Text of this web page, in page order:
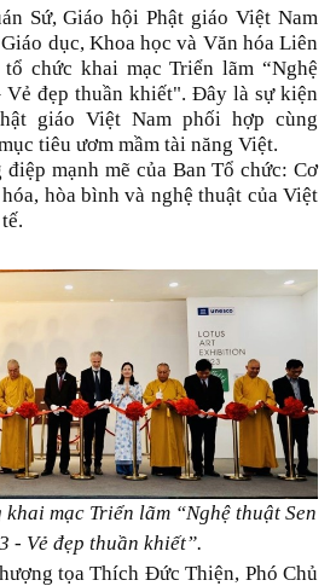
Sứ, Giáo hội Phật giáo Việt Nam
dục, Khoa học và Văn hóa Liên
chức khai mạc Triển lãm “Nghệ
Vẻ đẹp thuần khiết". Đây là sự kiện
giáo Việt Nam phối hợp cùng
tiêu ươm mầm tài năng Việt.
mạnh mẽ của Ban Tổ chức: Cơ
hòa bình và nghệ thuật của Việt
mạc Triển lãm “Nghệ thuật Sen
- Vẻ đẹp thuần khiết”.
tọa Thích Đức Thiện, Phó Chủ